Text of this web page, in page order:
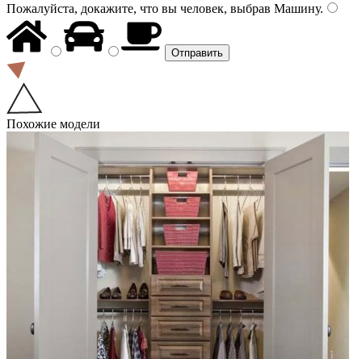
Пожалуйста, докажите, что вы человек, выбрав Машину.
Похожие модели